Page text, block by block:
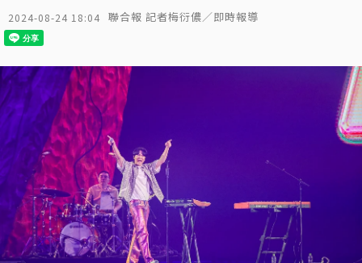
2024-08-24 18:04 聯合報 記者梅衍儂／即時報導